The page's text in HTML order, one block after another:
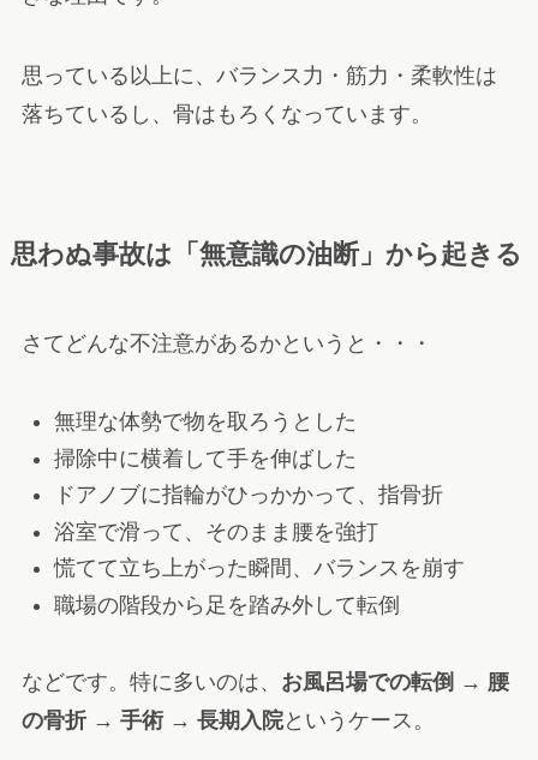
思っている以上に、バランス力・筋力・柔軟性は
落ちているし、骨はもろくなっています。
思わぬ事故は「無意識の油断」から起きる
さてどんな不注意があるかというと・・・
無理な体勢で物を取ろうとした
掃除中に横着して手を伸ばした
ドアノブに指輪がひっかかって、指骨折
浴室で滑って、そのまま腰を強打
慌てて立ち上がった瞬間、バランスを崩す
職場の階段から足を踏み外して転倒
などです。特に多いのは、 お風呂場での転倒 → 腰
の骨折 → 手術 → 長期入院というケース。